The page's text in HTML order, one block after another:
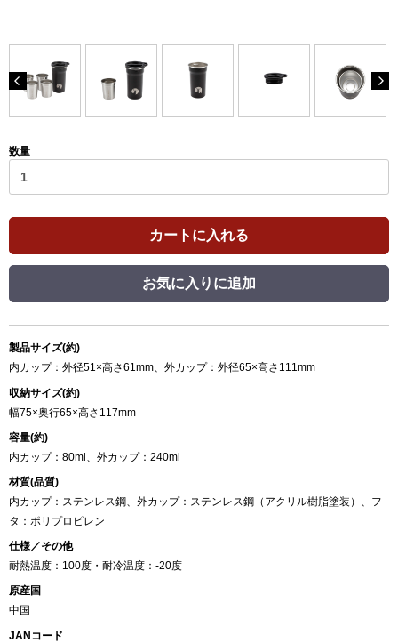
数量
カートに入れる
お気に入りに追加
製品サイズ(約)
内カップ：外径51×高さ61mm、外カップ：外径65×高さ111mm
収納サイズ(約)
幅75×奥行65×高さ117mm
容量(約)
内カップ：80ml、外カップ：240ml
材質(品質)
内カップ：ステンレス鋼、外カップ：ステンレス鋼（アクリル樹脂塗装）、フ
タ：ポリプロピレン
仕様／その他
耐熱温度：100度・耐冷温度：-20度
原産国
中国
JANコード